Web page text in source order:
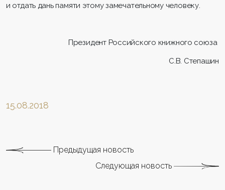
и отдать дань памяти этому замечательному человеку.
Президент Российского книжного союза
С.В. Степашин
15.08.2018
Предыдущая новость
Следующая новость